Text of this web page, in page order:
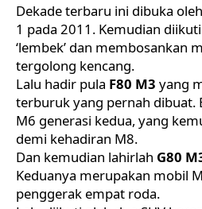
Dekade terbaru ini dibuka
1 pada 2011. Kemudian
‘lembek’ dan membosankan
tergolong kencang.
Lalu hadir pula F80 M3 yang
terburuk yang pernah dibuat.
M6 generasi kedua, yang
demi kehadiran M8.
Dan kemudian lahirlah G80
Keduanya merupakan mobil
penggerak empat roda.